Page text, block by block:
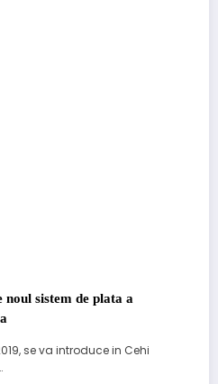
sistem de plata a
se va introduce in Cehi